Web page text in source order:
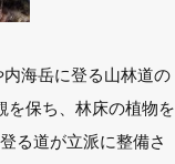
海岳に登る山林道の
を保ち、林床の植物を
る道が立派に整備さ